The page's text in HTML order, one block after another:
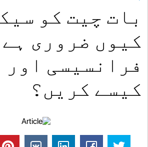
بات چیت کو
کیوں ضروری ہے
فرانسیسی اور
کیسے کریں؟